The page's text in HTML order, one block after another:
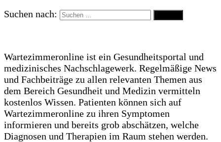
Suchen nach:
Wartezimmeronline ist ein Gesundheitsportal und
medizinisches Nachschlagewerk. Regelmäßige News
und Fachbeiträge zu allen relevanten Themen aus
dem Bereich Gesundheit und Medizin vermitteln
kostenlos Wissen. Patienten können sich auf
Wartezimmeronline zu ihren Symptomen
informieren und bereits grob abschätzen, welche
Diagnosen und Therapien im Raum stehen werden.